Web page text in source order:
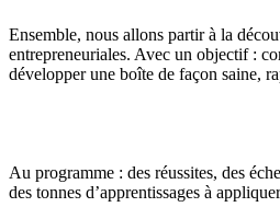
Ensemble, nous allons partir à la
entrepreneuriales. Avec un objectif :
développer une boîte de façon saine,
Au programme : des réussites, des
des tonnes d’apprentissages à